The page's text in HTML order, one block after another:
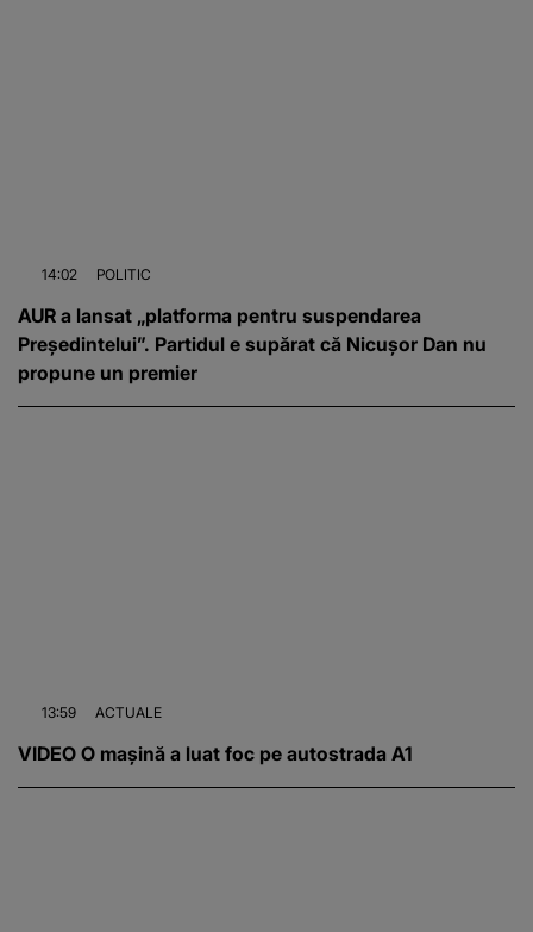
14:02 POLITIC
AUR a lansat „platforma pentru suspendarea
Președintelui”. Partidul e supărat că Nicușor Dan nu
propune un premier
13:59 ACTUALE
VIDEO O mașină a luat foc pe autostrada A1